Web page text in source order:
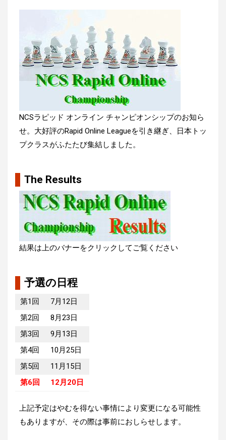
NCSラピッド オンライン チャンピオンシップのお知ら
せ。大好評のRapid Online Leagueを引き継ぎ、日本トッ
プクラスがふたたび集結しました。
The Results
結果は上のバナーをクリックしてご覧ください
予選の日程
第1回
7月12日
第2回
8月23日
第3回
9月13日
第4回
10月25日
第5回
11月15日
第6回
12月20日
上記予定はやむを得ない事情により変更になる可能性
もありますが、その際は事前におしらせします。